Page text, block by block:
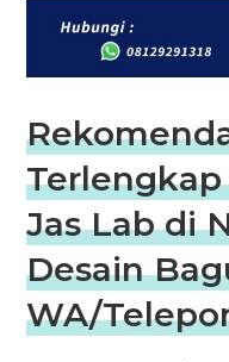
Terlengkap
Jas Lab di
Desain
WA/